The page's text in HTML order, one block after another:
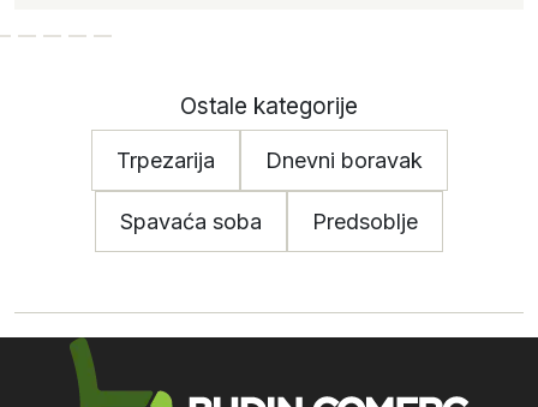
Ostale kategorije
Trpezarija Dnevni boravak
Spavaća soba Predsoblje